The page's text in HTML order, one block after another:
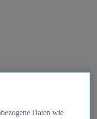
Daten wie